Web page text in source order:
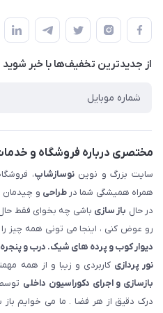
املاک مدنی - نوساز شاپ
لیست محصولات
درباره ما
قوانین و مقررات
حریم خصوصی
راهنما
پرسش های متداول
از جدید‌ترین تخفیف‌ها با‌ خبر شوید
مختصری درباره فروشگاه و
سایت بزرگ و نویننوسازشاپ،
همراه همیشگی شما درطراحی و چیدمان
در حال باز سازی باشی چه بخوای فقط
رو عوض کنی ، اینجا می تونی همه چیز
دیوار کوب و پرده های شیک. درب و
نور پردازی کاربردی و زیبا و از همه
بازسازی و اجرای دکوراسیون داخلی
درک دقیق از هر فضا . ما می خوایم باز